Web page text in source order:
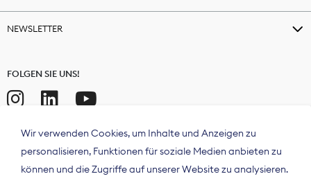
NEWSLETTER
FOLGEN SIE UNS!
Wir verwenden Cookies, um Inhalte und Anzeigen zu
personalisieren, Funktionen für soziale Medien anbieten zu
können und die Zugriffe auf unserer Website zu analysieren.